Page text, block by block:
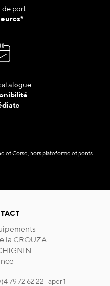
de port
et Corse, hors plateforme et ponts
la CROUZA
79 72 62 22 Taper 1